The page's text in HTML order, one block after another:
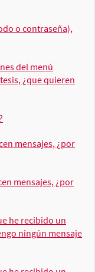
o contraseña),
del menú
¿que quieren
mensajes, ¿por
mensajes, ¿por
he recibido un
ningún mensaje